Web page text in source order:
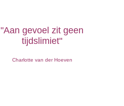
"Aan gevoel zit geen
tijdslimiet"
Charlotte van der Hoeven